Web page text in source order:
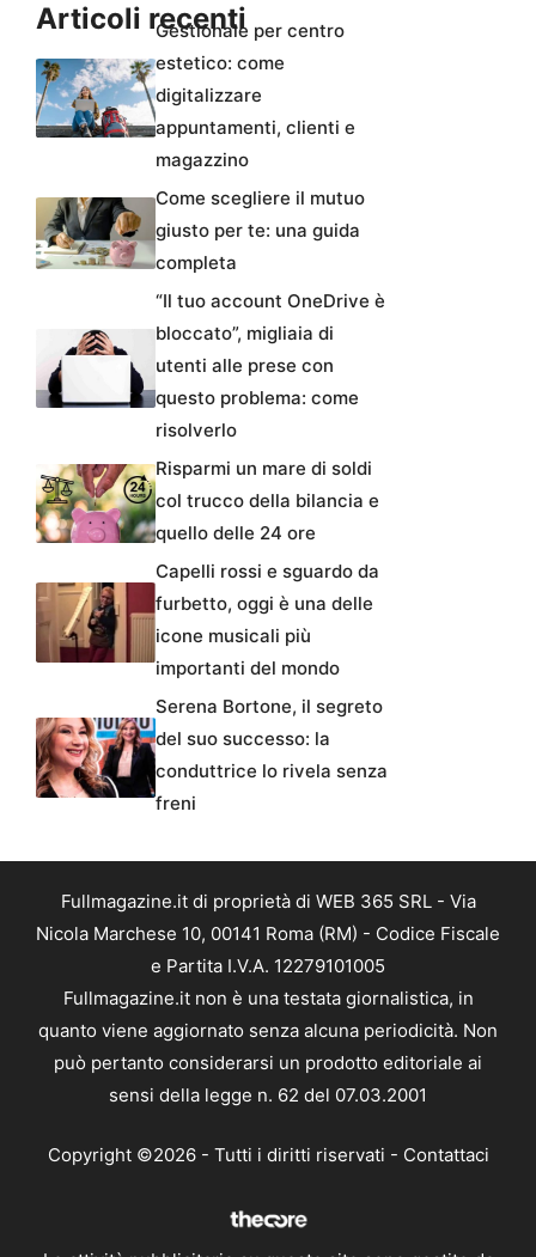
Articoli recentiGestionale per centro
estetico: come
digitalizzare
appuntamenti, clienti e
magazzino
Come scegliere il mutuo
giusto per te: una guida
completa
“Il tuo account OneDrive è
bloccato”, migliaia di
utenti alle prese con
questo problema: come
risolverlo
Risparmi un mare di soldi
col trucco della bilancia e
quello delle 24 ore
Capelli rossi e sguardo da
furbetto, oggi è una delle
icone musicali più
importanti del mondo
Serena Bortone, il segreto
del suo successo: la
conduttrice lo rivela senza
freni
Fullmagazine.it di proprietà di WEB 365 SRL - Via
Nicola Marchese 10, 00141 Roma (RM) - Codice Fiscale
e Partita I.V.A. 12279101005
Fullmagazine.it non è una testata giornalistica, in
quanto viene aggiornato senza alcuna periodicità. Non
può pertanto considerarsi un prodotto editoriale ai
sensi della legge n. 62 del 07.03.2001
Copyright ©2026 - Tutti i diritti riservati - Contattaci